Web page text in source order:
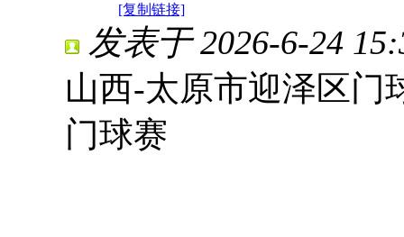
[复制链接]
发表于 2026-6-24
山西-太原市迎泽区门
门球赛